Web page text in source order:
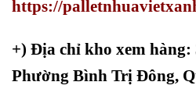
https://
+) Địa chỉ kho xem
Phường Bình Trị Đông,